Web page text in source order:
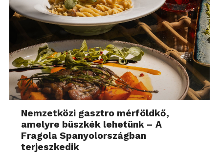
Nemzetközi gasztro mérföldkő,
amelyre büszkék lehetünk – A
Fragola Spanyolországban
terjeszkedik